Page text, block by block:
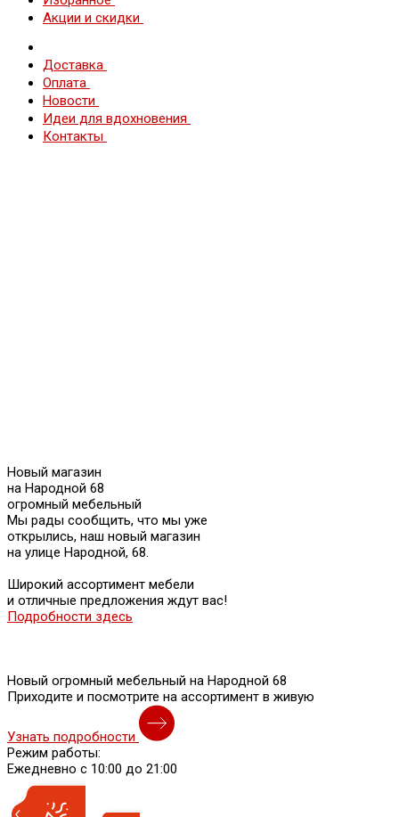
Акции и скидки
Доставка
Оплата
Новости
Идеи для вдохновения
Контакты
Новый магазин
на Народной 68
огромный мебельный
Мы рады сообщить, что мы уже
открылись, наш новый магазин
на улице Народной, 68.
Широкий ассортимент мебели
и отличные предложения ждут вас!
Подробности здесь
Новый огромный мебельный на Народной 68
Приходите и посмотрите на ассортимент в живую
Узнать подробности
Режим работы:
Ежедневно с 10:00 до 21:00